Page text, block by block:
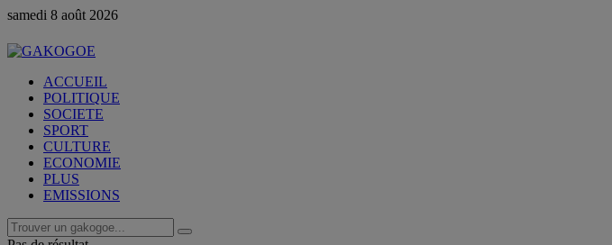
samedi 8 août 2026
ACCUEIL
POLITIQUE
SOCIETE
SPORT
CULTURE
ECONOMIE
PLUS
EMISSIONS